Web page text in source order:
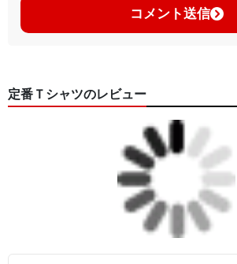
コメント送信
定番Ｔシャツのレビュー